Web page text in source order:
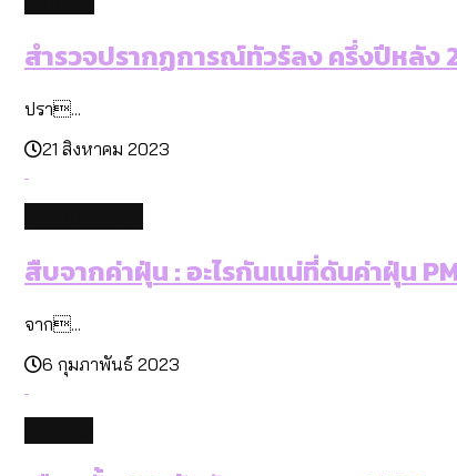
สำรวจปรากฏการณ์ทัวร์ลง ครึ่งปีหลัง
ปรา...
21 สิงหาคม 2023
สืบจากค่าฝุ่น : อะไรกันแน่ที่ดันค่าฝุ่น
จาก...
6 กุมภาพันธ์ 2023